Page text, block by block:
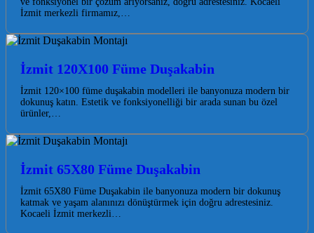
İzmit merkezli firmamız,…
İzmit 120X100 Füme Duşakabin
İzmit 120×100 füme duşakabin modelleri ile banyonuza modern bir
dokunuş katın. Estetik ve fonksiyonelliği bir arada sunan bu özel
ürünler,…
İzmit 65X80 Füme Duşakabin
İzmit 65X80 Füme Duşakabin ile banyonuza modern bir dokunuş
katmak ve yaşam alanınızı dönüştürmek için doğru adrestesiniz.
Kocaeli İzmit merkezli…